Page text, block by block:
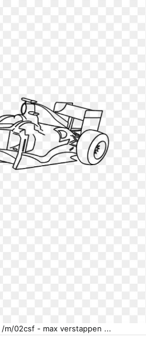
m/02csf - max verstappen ...